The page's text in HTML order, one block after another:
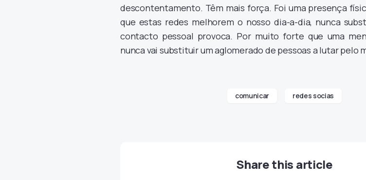
descontentamento. Têm mais força. Foi uma presença
que estas redes melhorem o nosso dia-a-dia, nunca
contacto pessoal provoca. Por muito forte que uma
nunca vai substituir um aglomerado de pessoas a lutar pelo
comunicar redes socias
Share this article